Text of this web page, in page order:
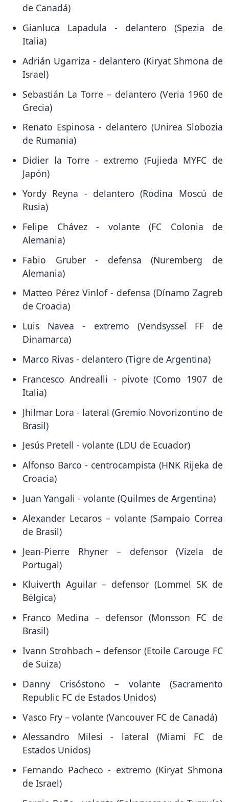
de Canadá)
Gianluca Lapadula - delantero (Spezia de
Italia)
Adrián Ugarriza - delantero (Kiryat Shmona de
Israel)
Sebastián La Torre – delantero (Veria 1960 de
Grecia)
Renato Espinosa - delantero (Unirea Slobozia
de Rumania)
Didier la Torre - extremo (Fujieda MYFC de
Japón)
Yordy Reyna - delantero (Rodina Moscú de
Rusia)
Felipe Chávez - volante (FC Colonia de
Alemania)
Fabio Gruber - defensa (Nuremberg de
Alemania)
Matteo Pérez Vinlof - defensa (Dínamo Zagreb
de Croacia)
Luis Navea - extremo (Vendsyssel FF de
Dinamarca)
Marco Rivas - delantero (Tigre de Argentina)
Francesco Andrealli - pivote (Como 1907 de
Italia)
Jhilmar Lora - lateral (Gremio Novorizontino de
Brasil)
Jesús Pretell - volante (LDU de Ecuador)
Alfonso Barco - centrocampista (HNK Rijeka de
Croacia)
Juan Yangali - volante (Quilmes de Argentina)
Alexander Lecaros – volante (Sampaio Correa
de Brasil)
Jean-Pierre Rhyner – defensor (Vizela de
Portugal)
Kluiverth Aguilar – defensor (Lommel SK de
Bélgica)
Franco Medina – defensor (Monsson FC de
Brasil)
Ivann Strohbach – defensor (Etoile Carouge FC
de Suiza)
Danny Crisóstono – volante (Sacramento
Republic FC de Estados Unidos)
Vasco Fry – volante (Vancouver FC de Canadá)
Alessandro Milesi - lateral (Miami FC de
Estados Unidos)
Fernando Pacheco - extremo (Kiryat Shmona
de Israel)